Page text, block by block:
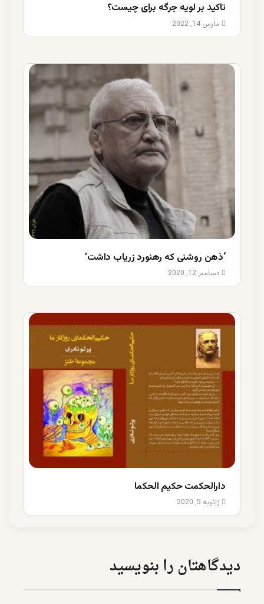
تاکید بر لویه جرگه برای چیست؟
مارس 14, 2022
‘ذهن روشنی که رهنورد زریاب داشت’
دسامبر 12, 2020
دارالحکمت حکیم الحکما
ژانویه 5, 2020
دیدگاهتان را بنویسید